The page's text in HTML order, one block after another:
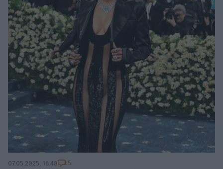
07.05.2025, 16:48 5